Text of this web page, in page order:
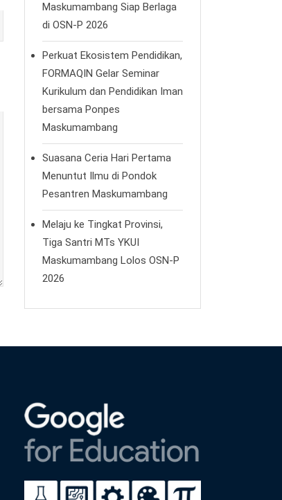
Maskumambang Siap Berlaga
di OSN-P 2026
Perkuat Ekosistem Pendidikan,
FORMAQIN Gelar Seminar
Kurikulum dan Pendidikan Iman
bersama Ponpes
Maskumambang
Suasana Ceria Hari Pertama
Menuntut Ilmu di Pondok
Pesantren Maskumambang
Melaju ke Tingkat Provinsi,
Tiga Santri MTs YKUI
Maskumambang Lolos OSN-P
2026